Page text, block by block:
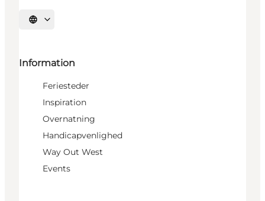
Vælg sprog
Information
Feriesteder
Inspiration
Overnatning
Handicapvenlighed
Way Out West
Events